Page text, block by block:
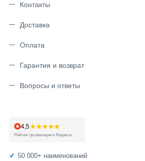
Контакты
Доставка
Оплата
Гарантия и возврат
Вопросы и ответы
4,5★★★★★
Рейтинг организации в Яндексе
50 000+ наименований